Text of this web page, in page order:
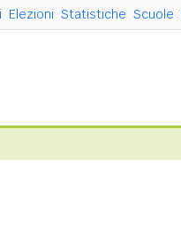
Elezioni Statistiche Scuole